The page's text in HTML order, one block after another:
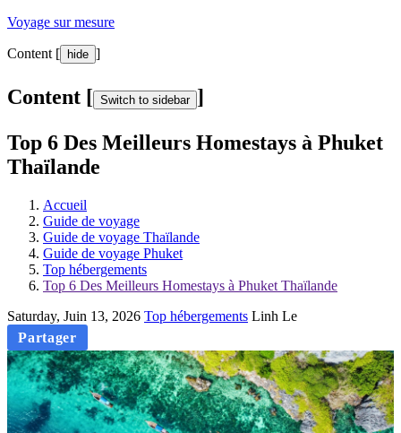
Voyage sur mesure
Content [ hide ]
Content [ Switch to sidebar ]
Top 6 Des Meilleurs Homestays à Phuket
Thaïlande
Accueil
Guide de voyage
Guide de voyage Thaïlande
Guide de voyage Phuket
Top hébergements
Top 6 Des Meilleurs Homestays à Phuket Thaïlande
Saturday, Juin 13, 2026 Top hébergements Linh Le
Partager